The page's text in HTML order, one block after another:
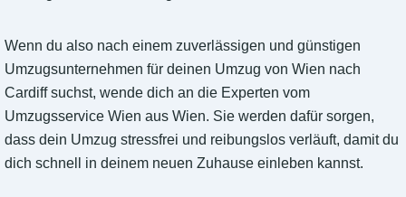
Wenn du also nach einem zuverlässigen und günstigen
Umzugsunternehmen für deinen Umzug von Wien nach
Cardiff suchst, wende dich an die Experten vom
Umzugsservice Wien aus Wien. Sie werden dafür sorgen,
dass dein Umzug stressfrei und reibungslos verläuft, damit du
dich schnell in deinem neuen Zuhause einleben kannst.